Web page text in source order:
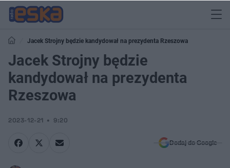
Jacek Strojny będzie kandydował na prezydenta Rzeszowa
Jacek Strojny będzie
kandydował na prezydenta
Rzeszowa
2023-12-21 9:20
Dodaj do Google